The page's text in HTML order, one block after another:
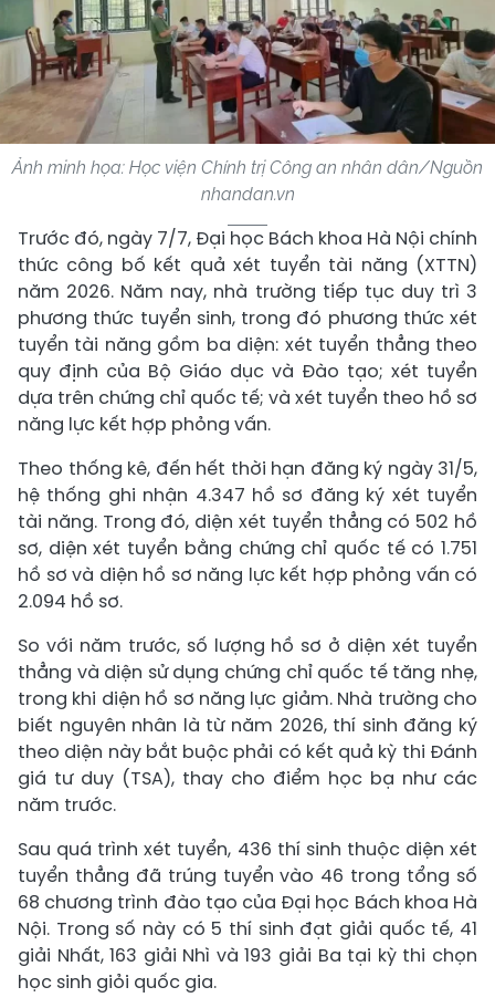
Ảnh minh họa: Học viện Chính trị Công an nhân dân/Nguồn
nhandan.vn
Trước đó, ngày 7/7, Đại học Bách khoa Hà Nội chính
thức công bố kết quả xét tuyển tài năng (XTTN)
năm 2026. Năm nay, nhà trường tiếp tục duy trì 3
phương thức tuyển sinh, trong đó phương thức xét
tuyển tài năng gồm ba diện: xét tuyển thẳng theo
quy định của Bộ Giáo dục và Đào tạo; xét tuyển
dựa trên chứng chỉ quốc tế; và xét tuyển theo hồ sơ
năng lực kết hợp phỏng vấn.
Theo thống kê, đến hết thời hạn đăng ký ngày 31/5,
hệ thống ghi nhận 4.347 hồ sơ đăng ký xét tuyển
tài năng. Trong đó, diện xét tuyển thẳng có 502 hồ
sơ, diện xét tuyển bằng chứng chỉ quốc tế có 1.751
hồ sơ và diện hồ sơ năng lực kết hợp phỏng vấn có
2.094 hồ sơ.
So với năm trước, số lượng hồ sơ ở diện xét tuyển
thẳng và diện sử dụng chứng chỉ quốc tế tăng nhẹ,
trong khi diện hồ sơ năng lực giảm. Nhà trường cho
biết nguyên nhân là từ năm 2026, thí sinh đăng ký
theo diện này bắt buộc phải có kết quả kỳ thi Đánh
giá tư duy (TSA), thay cho điểm học bạ như các
năm trước.
Sau quá trình xét tuyển, 436 thí sinh thuộc diện xét
tuyển thẳng đã trúng tuyển vào 46 trong tổng số
68 chương trình đào tạo của Đại học Bách khoa Hà
Nội. Trong số này có 5 thí sinh đạt giải quốc tế, 41
giải Nhất, 163 giải Nhì và 193 giải Ba tại kỳ thi chọn
học sinh giỏi quốc gia.